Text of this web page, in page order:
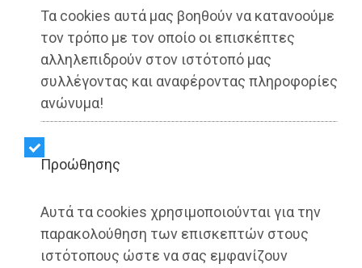
Τα cookies αυτά μας βοηθούν να κατανοούμε
τον τρόπο με τον οποίο οι επισκέπτες
αλληλεπιδρούν στον ιστότοπό μας
συλλέγοντας και αναφέροντας πληροφορίες
ανώνυμα!
Προώθησης
Αυτά τα cookies χρησιμοποιούνται για την
παρακολούθηση των επισκεπτών στους
ιστότοπους ώστε να σας εμφανίζουν
συνθετική παιγνιοδράση)
Share:
Dimotisnews | 16/06/2025 - 11:05
▶️ Ακούστε το κείμενο